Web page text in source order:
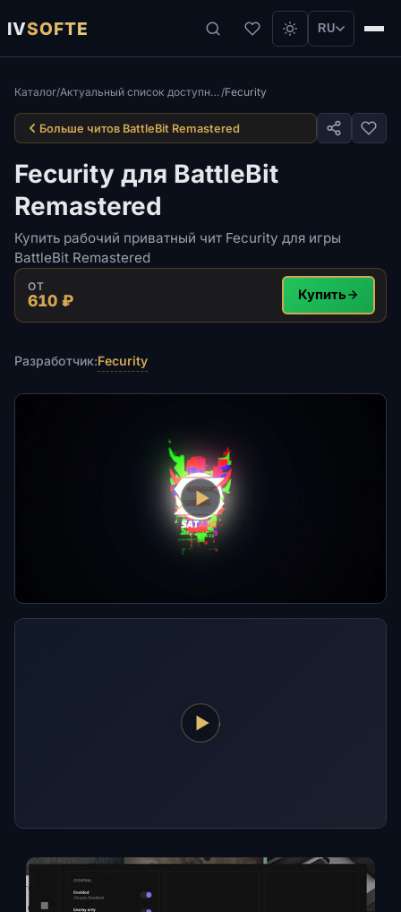
IVSOFTE RU
Каталог/ Актуальный список доступных рабочих читов для BattleBit Remastered/Fecurity
Больше читов BattleBit Remastered
Fecurity для BattleBit
Remastered
Купить рабочий приватный чит Fecurity для игры
BattleBit Remastered
ОТ
610 ₽ Купить
Разработчик:Fecurity